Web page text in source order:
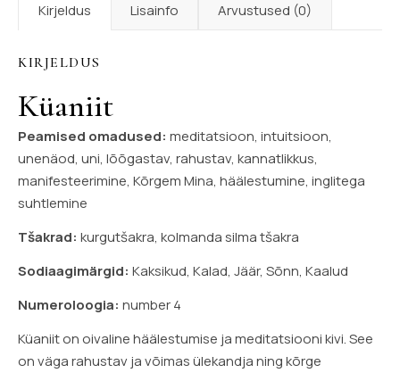
Kirjeldus Lisainfo Arvustused (0)
KIRJELDUS
Küaniit
Peamised omadused: meditatsioon, intuitsioon,
unenäod, uni, lõõgastav, rahustav, kannatlikkus,
manifesteerimine, Kõrgem Mina, häälestumine, inglitega
suhtlemine
Tšakrad: kurgutšakra, kolmanda silma tšakra
Sodiaagimärgid: Kaksikud, Kalad, Jäär, Sõnn, Kaalud
Numeroloogia: number 4
Küaniit on oivaline häälestumise ja meditatsiooni kivi. See
on väga rahustav ja võimas ülekandja ning kõrge